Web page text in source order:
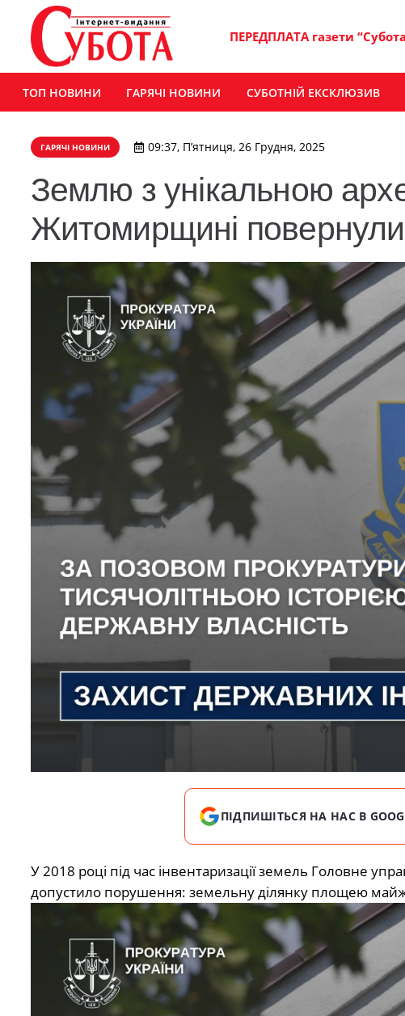
ПЕРЕДПЛАТА газети
ТОП НОВИНИ ГАРЯЧІ НОВИНИ СУБОТНІЙ ЕКСКЛЮЗИВ
ГАРЯЧІ НОВИНИ 09:37, П’ятниця, 26 Грудня, 2025
Землю з унікальною
Житомирщині
ПІДПИШІТЬСЯ НА НАС В
У 2018 році під час інвентаризації земель Головне
допустило порушення: земельну ділянку площею